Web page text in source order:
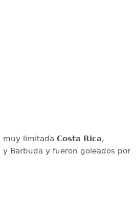
muy limitada Costa Rica,
Barbuda y fueron goleados por